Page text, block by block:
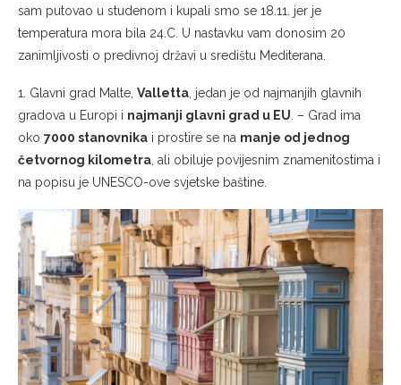
sam putovao u studenom i kupali smo se 18.11. jer je
temperatura mora bila 24.C. U nastavku vam donosim 20
zanimljivosti o predivnoj državi u središtu Mediterana.
1. Glavni grad Malte, Valletta , jedan je od najmanjih glavnih
gradova u Europi i najmanji glavni grad u EU . – Grad ima
oko 7000 stanovnika i prostire se na manje od jednog
četvornog kilometra , ali obiluje povijesnim znamenitostima i
na popisu je UNESCO-ove svjetske baštine.